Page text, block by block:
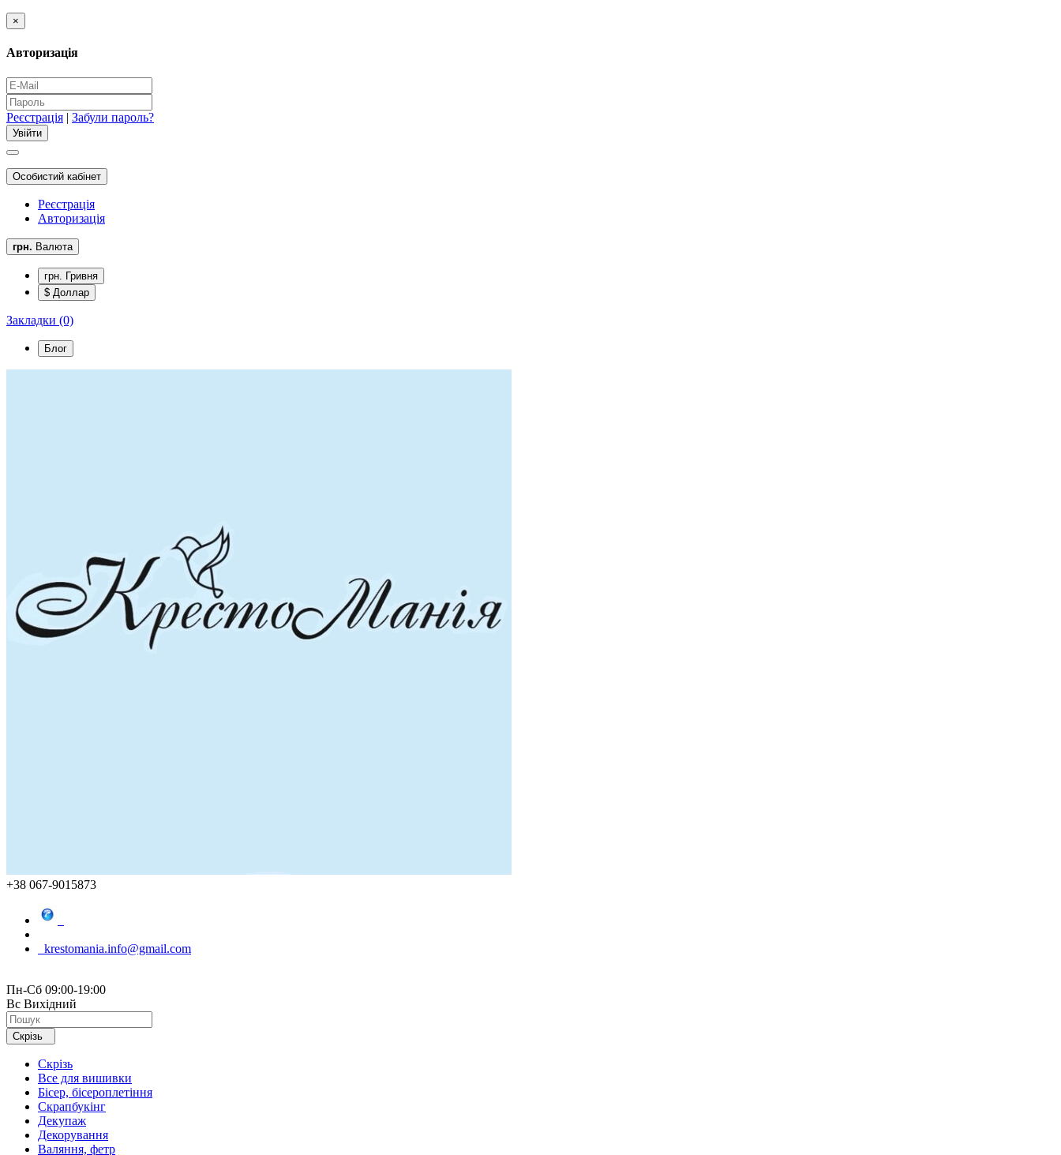
×
Авторизація
Реєстрація | Забули пароль?
Особистий кабінет
Реєстрація
Авторизація
грн. Валюта
грн. Гривня
$ Доллар
Закладки (0)
Блог
+38 067-9015873
krestomania.info@gmail.com
Пн-Сб 09:00-19:00
Вс Вихідний
Скрізь
Скрізь
Все для вишивки
Бісер, бісероплетіння
Скрапбукінг
Декупаж
Декорування
Валяння, фетр